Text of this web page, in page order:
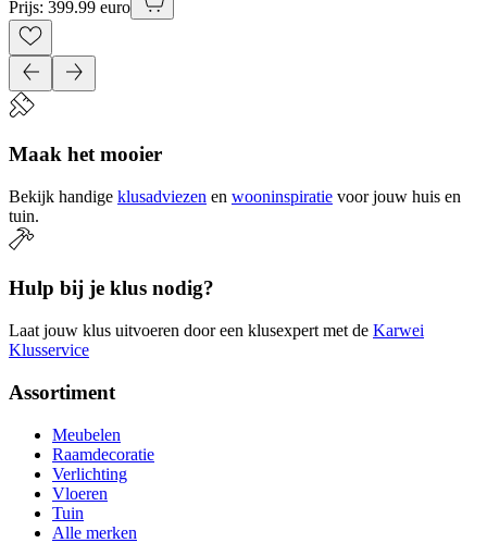
Prijs: 399.99 euro
Maak het mooier
Bekijk handige klusadviezen en wooninspiratie voor jouw huis en
tuin.
Hulp bij je klus nodig?
Laat jouw klus uitvoeren door een klusexpert met de Karwei
Klusservice
Assortiment
Meubelen
Raamdecoratie
Verlichting
Vloeren
Tuin
Alle merken